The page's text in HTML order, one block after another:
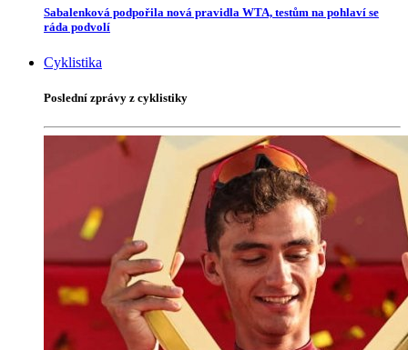
Sabalenková podpořila nová pravidla WTA, testům na pohlaví se
ráda podvolí
Cyklistika
Poslední zprávy z cyklistiky